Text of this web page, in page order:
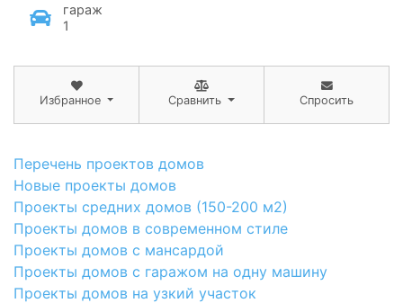
гараж
1
Избранное Сравнить Спросить
Перечень проектов домов
Новые проекты домов
Проекты средних домов (150-200 м2)
Проекты домов в современном стиле
Проекты домов с мансардой
Проекты домов с гаражом на одну машину
Проекты домов на узкий участок